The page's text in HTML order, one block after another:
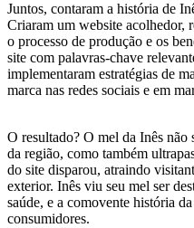
Juntos, contaram a história de
Criaram um website acolhedor,
o processo de produção e os
site com palavras-chave
implementaram estratégias de
marca nas redes sociais e em
O resultado? O mel da Inês não
da região, como também
do site disparou, atraindo
exterior. Inês viu seu mel ser
saúde, e a comovente história
consumidores.